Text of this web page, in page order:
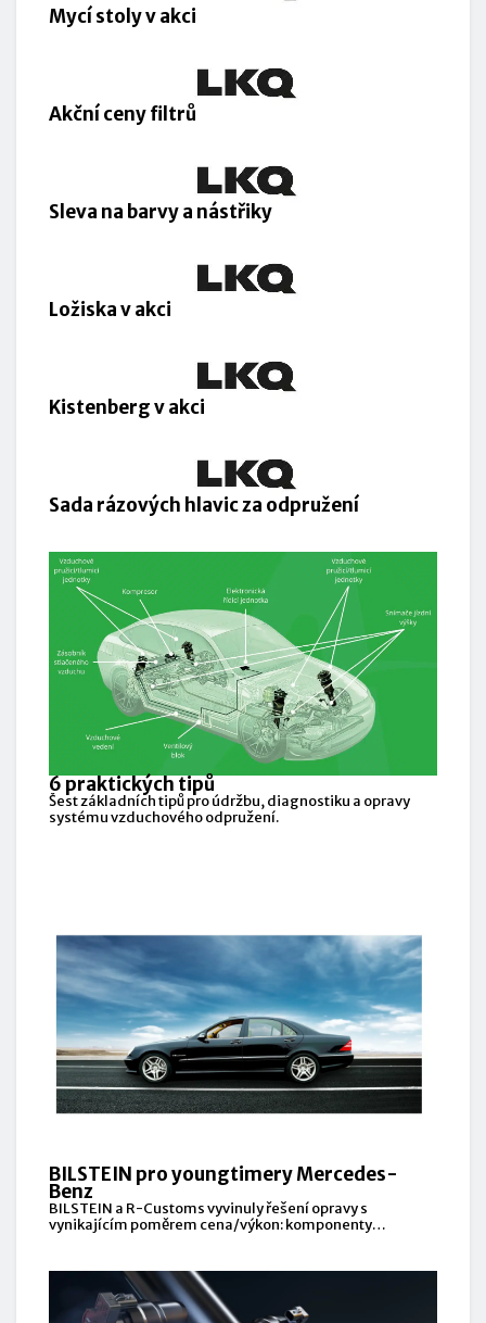
Mycí stoly v akci
Akční ceny filtrů
Sleva na barvy a nástřiky
Ložiska v akci
Kistenberg v akci
Sada rázových hlavic za odpružení
6 praktických tipů
Šest základních tipů pro údržbu, diagnostiku a opravy
systému vzduchového odpružení.
BILSTEIN pro youngtimery Mercedes-
Benz
BILSTEIN a R-Customs vyvinuly řešení opravy s
vynikajícím poměrem cena/výkon: komponenty